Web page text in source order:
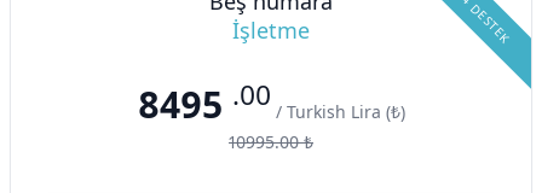
İşletme
8495 .00 / Turkish Lira (₺)
10995.00 ₺